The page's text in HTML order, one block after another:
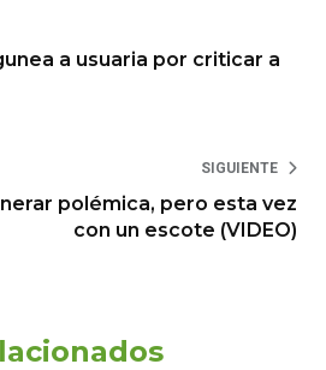
a usuaria por criticar a
SIGUIENTE
polémica, pero esta vez
con un escote (VIDEO)